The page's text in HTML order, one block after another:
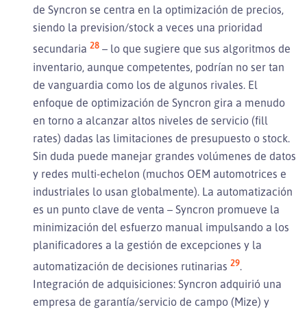
de Syncron se centra en la optimización de precios,
siendo la prevision/stock a veces una prioridad
secundaria 28 – lo que sugiere que sus algoritmos de
inventario, aunque competentes, podrían no ser tan
de vanguardia como los de algunos rivales. El
enfoque de optimización de Syncron gira a menudo
en torno a alcanzar altos niveles de servicio (fill
rates) dadas las limitaciones de presupuesto o stock.
Sin duda puede manejar grandes volúmenes de datos
y redes multi-echelon (muchos OEM automotrices e
industriales lo usan globalmente). La automatización
es un punto clave de venta – Syncron promueve la
minimización del esfuerzo manual impulsando a los
planificadores a la gestión de excepciones y la
automatización de decisiones rutinarias 29.
Integración de adquisiciones: Syncron adquirió una
empresa de garantía/servicio de campo (Mize) y